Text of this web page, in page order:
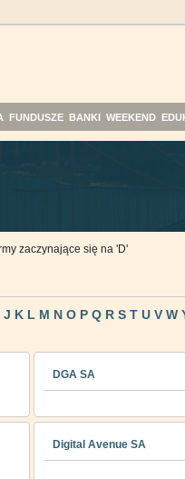
FUNDUSZE BANKI WEEKEND
zaczynające się na 'D'
J K L M N O P Q R S T U V W
DGA SA
Digital Avenue SA